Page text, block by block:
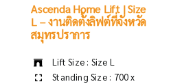
Ascenda Home Lift | Size
L – งานติดตั้งลิฟต์ที่จังหวัด
สมุทรปราการ
Lift Size : Size L
Standing Size : 700 x